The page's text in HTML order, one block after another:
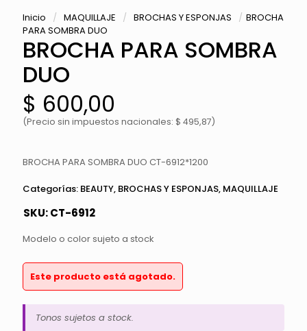
Inicio / MAQUILLAJE / BROCHAS Y ESPONJAS / BROCHA
PARA SOMBRA DUO
BROCHA PARA SOMBRA
DUO
$ 600,00
(Precio sin impuestos nacionales: $ 495,87)
BROCHA PARA SOMBRA DUO CT-6912*1200
Categorías: BEAUTY, BROCHAS Y ESPONJAS, MAQUILLAJE
SKU:CT-6912
Modelo o color sujeto a stock
Este producto está agotado.
Tonos sujetos a stock.